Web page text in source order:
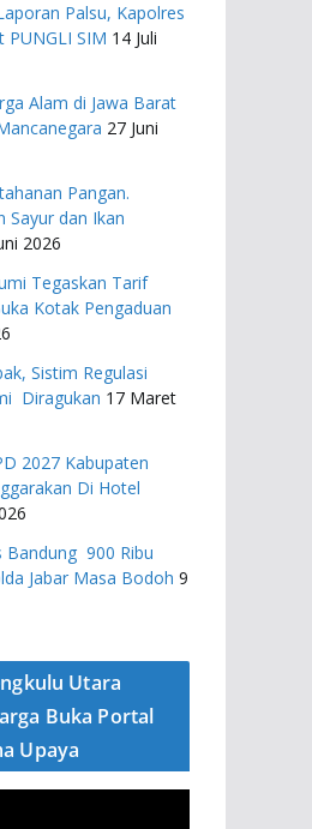
Palsu, Kapolres
PUNGLI SIM 14 Juli
Alam di Jawa Barat
27 Juni
Pangan.
Sayur dan Ikan
2026
Tegaskan Tarif
Kotak Pengaduan
Sistim Regulasi
Diragukan 17 Maret
2027 ​Kabupaten
Di Hotel
Bandung 900 Ribu
Jabar Masa Bodoh 9
Utara
Buka Portal
Upaya